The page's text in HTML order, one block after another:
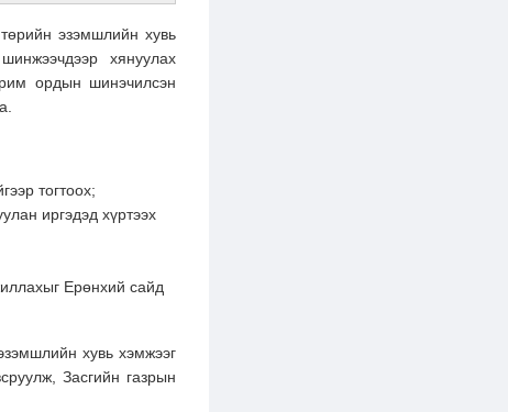
эзэмшлийн хувь
хянуулах
ордын шинэчилсэн
тогтоох;
иргэдэд хүртээх
Ерөнхий сайд
хувь хэмжээг
Засгийн газрын